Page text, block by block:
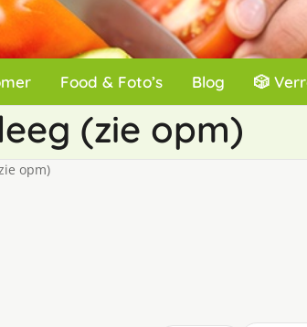
Food & Foto’s Blog 🎲
(zie opm)
opm)